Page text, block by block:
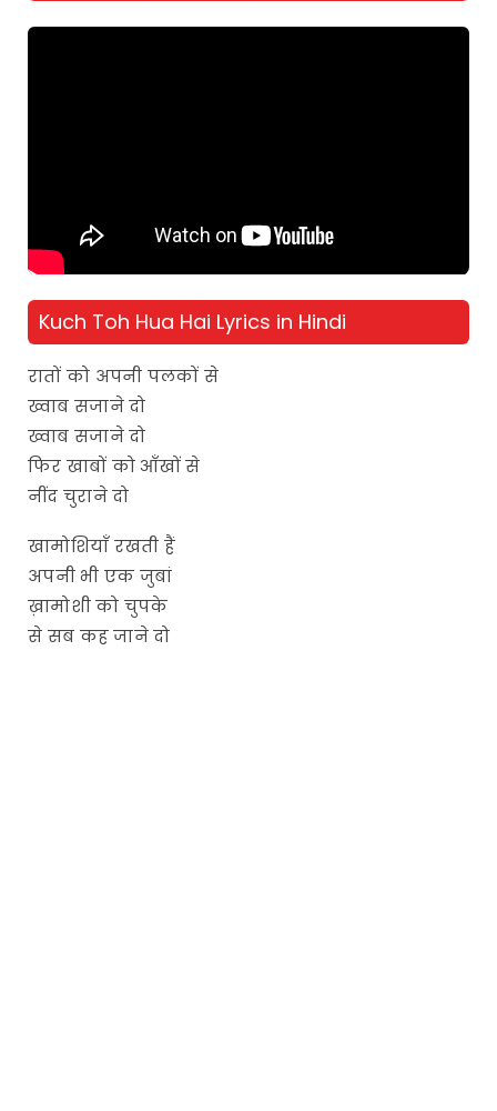
Kuch Toh Hua Hai Lyrics in Hindi
रातों को अपनी पलकों से
ख्वाब सजाने दो
ख्वाब सजाने दो
फिर खाबों को आँखों से
नींद चुराने दो
खामोशियाँ रखती हैं
अपनी भी एक जुबां
ख़ामोशी को चुपके
से सब कह जाने दो